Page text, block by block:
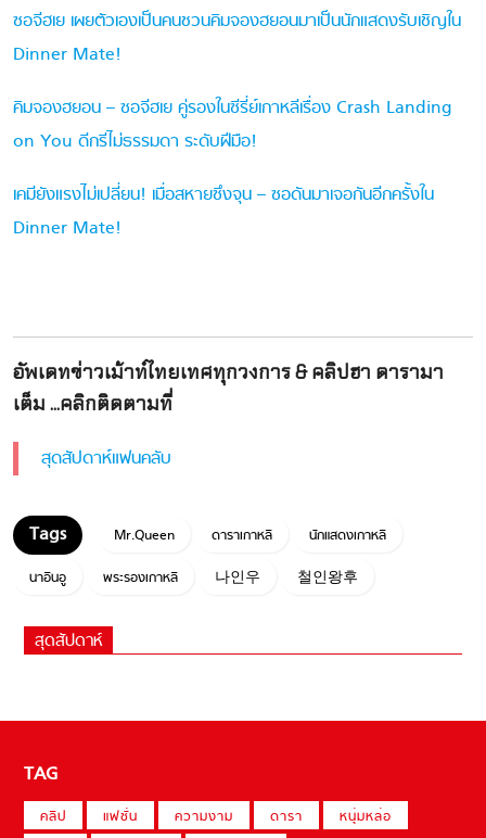
ซอจีฮเย เผยตัวเองเป็นคนชวนคิมจองฮยอนมาเป็นนักแสดงรับเชิญใน
Dinner Mate!
คิมจองฮยอน – ซอจีฮเย คู่รองในซีรี่ย์เกาหลีเรื่อง Crash Landing
on You ดีกรีไม่ธรรมดา ระดับฝีมือ!
เคมียังแรงไม่เปลี่ยน! เมื่อสหายซึงจุน – ซอดันมาเจอกันอีกครั้งใน
Dinner Mate!
อัพเดทข่าวเม้าท์ไทยเทศทุกวงการ & คลิปฮา ดารามา
เต็ม ...คลิกติดตามที่
สุดสัปดาห์แฟนคลับ
Mr.Queen ดาราเกาหลี
นักแสดงเกาหลี
นาอินอู
พระรองเกาหลี 나인우 철인왕후
สุดสัปดาห์
TAG
คลิป แฟชั่น ความงาม ดารา
หนุ่มหล่อ